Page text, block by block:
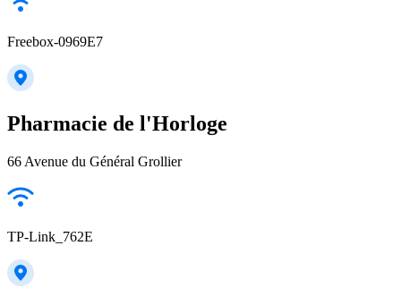
Freebox-0969E7
Pharmacie de l'Horloge
66 Avenue du Général Grollier
TP-Link_762E